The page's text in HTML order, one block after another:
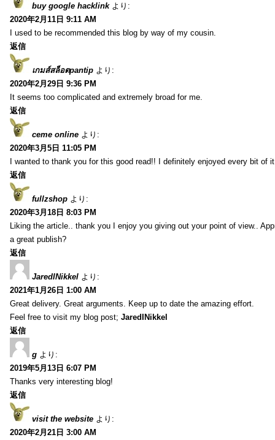
buy google hacklink より:
2020年2月11日 9:11 AM
I used to be recommended this blog by way of my cousin.
返信
เกมส์สล็อตpantip より:
2020年2月29日 9:36 PM
It seems too complicated and extremely broad for me.
返信
ceme online より:
2020年3月5日 11:05 PM
I wanted to thank you for this good read!! I definitely enjoyed every bit of
返信
fullzshop より:
2020年3月18日 8:03 PM
Liking the article.. thank you I enjoy you giving out your point of view..
a great publish?
返信
JaredINikkel より:
2021年1月26日 1:00 AM
Great delivery. Great arguments. Keep up to date the amazing effort.
Feel free to visit my blog post; JaredINikkel
返信
g より:
2019年5月13日 6:07 PM
Thanks very interesting blog!
返信
visit the website より:
2020年2月21日 3:00 AM